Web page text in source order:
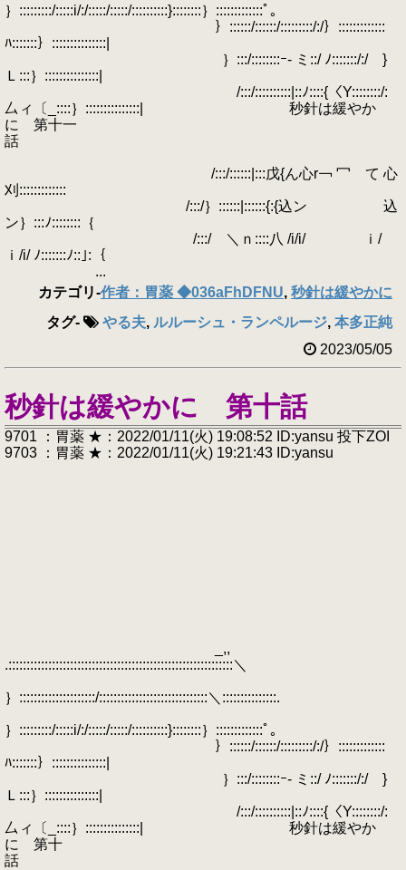
｝:::::::::/:::::i/:/:::::/:::::/::::::::::}::::::::｝:::::::::::::ﾟ｡
｝::::::/::::::/:::::::::/:/｝:::::::::::::
ﾊ:::::::｝:::::::::::::::|
｝:::/::::::::ｰ- ミ::/ ﾉ:::::::/:/ }
Ｌ:::｝:::::::::::::::|
/:::/::::::::::|::ﾉ::::{〈Y::::::::/:
厶ィ〔_::::｝:::::::::::::::| 秒針は緩やか
に 第十一
話
/:::/::::::|:::戊{ん心r￢ 冖 て 心
刈:::::::::::::
/:::/｝::::::|::::::{:{込ン 込
ン｝:::ﾉ::::::::｛
/:::/ ＼ｎ::::八 /i/i/ ｉ/
ｉ/i/ ﾉ:::::::ﾉ::｣:｛
...
カテゴリ-作者：胃薬 ◆036aFhDFNU, 秒針は緩やかに
タグ- やる夫, ルルーシュ・ランペルージ, 本多正純
2023/05/05
秒針は緩やかに 第十話
9701 ：胃薬 ★：2022/01/11(火) 19:08:52 ID:yansu 投下ZOI
9703 ：胃薬 ★：2022/01/11(火) 19:21:43 ID:yansu
_,,
.::::::::::::::::::::::::::::::::::::::::::::::::::::::::::::::＼
｝:::::::::::::::::::::/::::::::::::::::::::::::::::::＼:::::::::::::::.
｝:::::::::/:::::i/:/:::::/:::::/::::::::::}::::::::｝:::::::::::::ﾟ｡
｝::::::/::::::/:::::::::/:/｝:::::::::::::
ﾊ:::::::｝:::::::::::::::|
｝:::/::::::::ｰ- ミ::/ ﾉ:::::::/:/ }
Ｌ:::｝:::::::::::::::|
/:::/::::::::::|::ﾉ::::{〈Y::::::::/:
厶ィ〔_::::｝:::::::::::::::| 秒針は緩やか
に 第十
話